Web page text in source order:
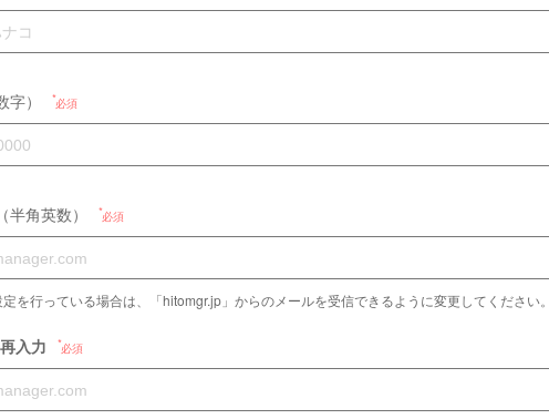
字） 必須
（半角英数） 必須
を行っている場合は、「hitomgr.jp」からのメールを受信できるように変更してください
入力 必須